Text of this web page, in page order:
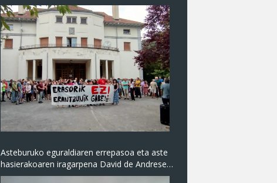
Asteburuko eguraldiaren errepasoa eta aste
hasierakoaren iragarpena David de Andresen
( @Noainmeteo ) eskutik